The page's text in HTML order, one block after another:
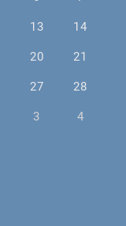
13
14
20
21
27
28
3 4